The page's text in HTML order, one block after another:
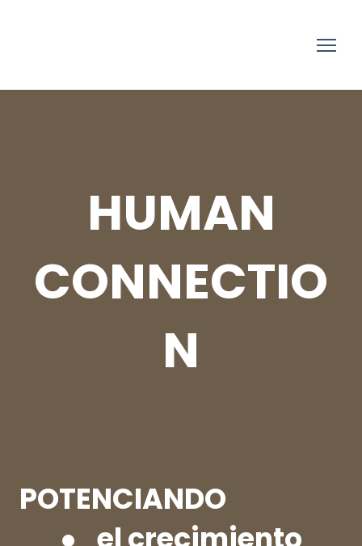
HUMAN
CONNECTIO
N
POTENCIANDO